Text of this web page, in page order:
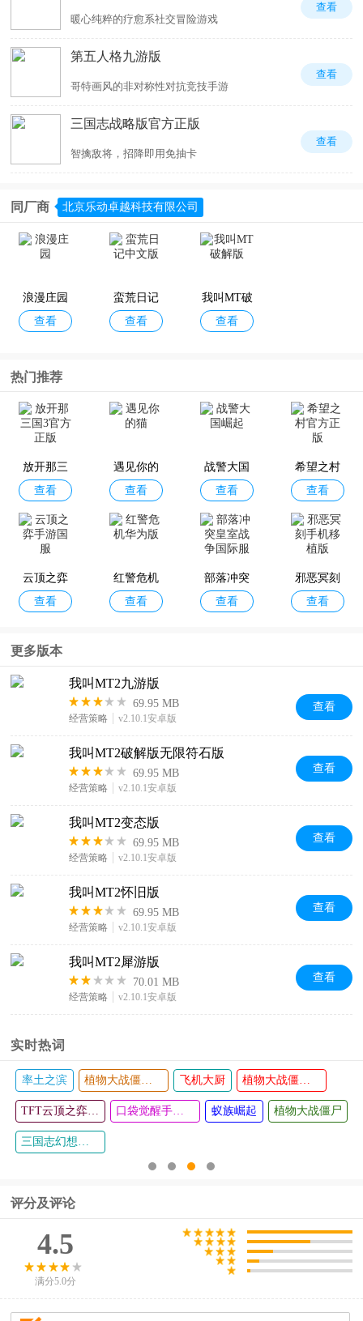
暖心纯粹的疗愈系社交冒险游戏
查看
第五人格九游版
哥特画风的非对称性对抗竞技手游
查看
三国志战略版官方正版
智擒敌将，招降即用免抽卡
查看
同厂商 北京乐动卓越科技有限公司
浪漫庄园
查看
蛮荒日记
中文版
查看
我叫MT破
解版
查看
热门推荐
放开那三
国3官方正
版
查看
遇见你的
猫
查看
战警大国
崛起
查看
希望之村
官方正版
查看
云顶之弈
手游国服
查看
红警危机
华为版
查看
部落冲突
皇室战争
查看
邪恶冥刻
手机移植
查看
更多版本
我叫MT2九游版
69.95 MB
经营策略 v2.10.1安卓版
查看
我叫MT2破解版无限符石版
69.95 MB
经营策略 v2.10.1安卓版
查看
我叫MT2变态版
69.95 MB
经营策略 v2.10.1安卓版
查看
我叫MT2怀旧版
69.95 MB
经营策略 v2.10.1安卓版
查看
我叫MT2犀游版
70.01 MB
经营策略 v2.10.1安卓版
查看
实时热词
率土之滨 植物大战僵尸TV版 飞机大厨 植物大战僵尸2国际版
TFT云顶之弈国际服 口袋觉醒手游版本大全 蚁族崛起 植物大战僵尸
三国志幻想大陆
评分及评论
4.5
满分5.0分